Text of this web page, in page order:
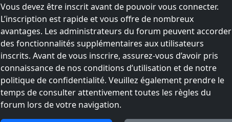
Vous devez être inscrit avant de pouvoir vous connecter.
L’inscription est rapide et vous offre de nombreux
avantages. Les administrateurs du forum peuvent accorder
des fonctionnalités supplémentaires aux utilisateurs
inscrits. Avant de vous inscrire, assurez-vous d’avoir pris
connaissance de nos conditions d’utilisation et de notre
politique de confidentialité. Veuillez également prendre le
temps de consulter attentivement toutes les règles du
forum lors de votre navigation.